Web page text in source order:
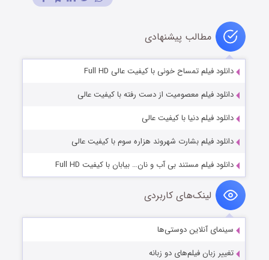
مطالب پیشنهادی
دانلود فیلم تمساح خونی با کیفیت عالی Full HD
دانلود فیلم معصومیت از دست رفته با کیفیت عالی
دانلود فیلم دنیا با کیفیت عالی
دانلود فیلم بشارت شهروند هزاره سوم با کیفیت عالی
دانلود فیلم مستند بی آب و نان… بیابان با کیفیت Full HD
لینک‌های کاربردی
سینمای آنلاین دوستی‌ها
تغییر زبان فیلم‌های دو زبانه